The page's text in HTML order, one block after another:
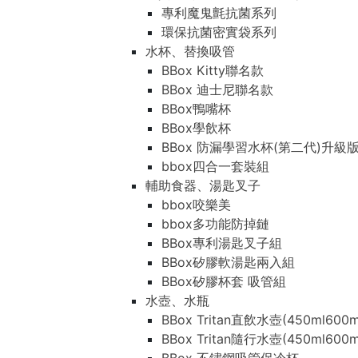
專利魔鬼氈抗菌系列
環保抗菌密實袋系列
水杯、替換吸管
BBox Kitty聯名款
BBox 迪士尼聯名款
BBox鴨嘴杯
BBox學飲杯
BBox 防漏學習水杯(第二代)升級版
bbox四合一套裝組
輔助食器、湯匙叉子
bbox咬樂美
bbox多功能防掉鏈
BBox專利湯匙叉子組
BBox矽膠軟湯匙兩入組
BBox矽膠杯套 吸管組
水壺、水瓶
BBox Tritan直飲水壺
BBox Tritan隨行水壺